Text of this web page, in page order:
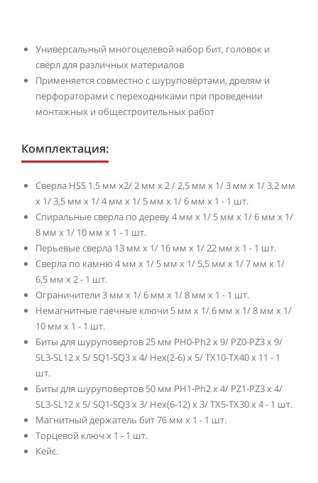
Универсальный многоцелевой набор бит, головок и
свёрл для различных материалов
Применяется совместно с шуруповёртами, дрелям и
перфораторами с переходниками при проведении
монтажных и общестроительных работ
Комплектация:
Сверла HSS 1.5 мм х2/ 2 мм х 2 / 2,5 мм x 1/ 3 мм x 1/ 3,2 мм
x 1/ 3,5 мм x 1/ 4 мм x 1/ 5 мм x 1/ 6 мм x 1 - 1 шт.
Спиральные сверла по дереву 4 мм x 1/ 5 мм x 1/ 6 мм x 1/
8 мм x 1/ 10 мм х 1 - 1 шт.
Перьевые сверла 13 мм x 1/ 16 мм x 1/ 22 мм х 1 - 1 шт.
Сверла по камню 4 мм x 1/ 5 мм x 1/ 5,5 мм x 1/ 7 мм х 1/
6,5 мм х 2 - 1 шт.
Ограничители 3 мм x 1/ 6 мм x 1/ 8 мм х 1 - 1 шт.
Немагнитные гаечные ключи 5 мм x 1/ 6 мм x 1/ 8 мм x 1/
10 мм х 1 - 1 шт.
Биты для шуруповертов 25 мм PH0-Ph2 x 9/ PZ0-PZ3 x 9/
SL3-SL12 x 5/ SQ1-SQ3 x 4/ Hex(2-6) х 5/ TX10-TX40 х 11 - 1
шт.
Биты для шуруповертов 50 мм PH1-Ph2 x 4/ PZ1-PZ3 x 4/
SL3-SL12 x 5/ SQ1-SQ3 x 3/ Hex(6-12) х 3/ TX5-TX30 х 4 - 1 шт.
Магнитный держатель бит 76 мм x 1 - 1 шт.
Торцевой ключ x 1 - 1 шт.
Кейс.